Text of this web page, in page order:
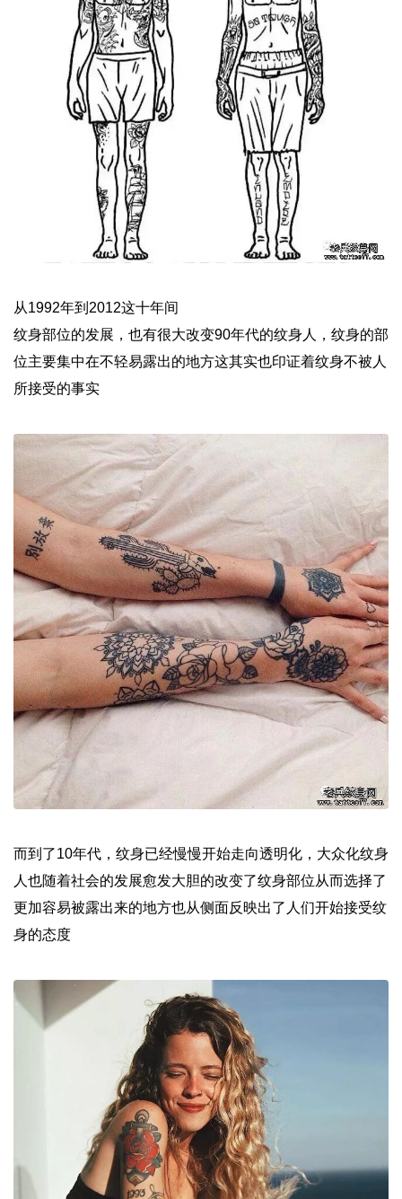
从1992年到2012这十年间
纹身部位的发展，也有很大改变90年代的纹身人，纹身的部
位主要集中在不轻易露出的地方这其实也印证着纹身不被人
所接受的事实
而到了10年代，纹身已经慢慢开始走向透明化，大众化纹身
人也随着社会的发展愈发大胆的改变了纹身部位从而选择了
更加容易被露出来的地方也从侧面反映出了人们开始接受纹
身的态度